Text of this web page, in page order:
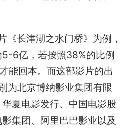
《长津湖之水门桥》为例，
6亿，若按照38%的比例
能回本。而这部影片的出
为北京博纳影业集团有限
夏电影发行、中国电影股
集团、阿里巴巴影业以及